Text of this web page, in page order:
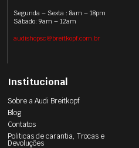
Segunda – Sexta : 8am – 18pm
Sábado: 9am – 12am
audishopsc@breitkopf.com.br
Institucional
Sobre a Audi Breitkopf
Blog
Contatos
Politicas de carantia, Trocas e
Devoluções